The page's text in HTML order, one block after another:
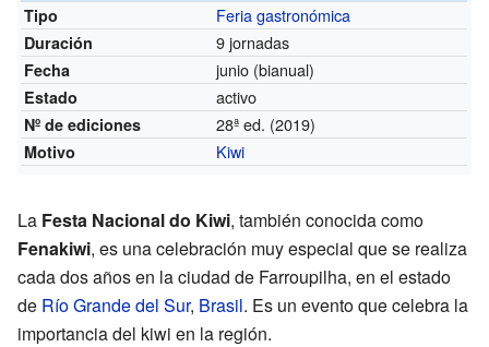
Tipo
Feria gastronómica
Duración 9 jornadas
Fecha junio (bianual)
Estado activo
Nº de ediciones 28ª ed. (2019)
Motivo Kiwi
La Festa Nacional do Kiwi, también conocida como
Fenakiwi, es una celebración muy especial que se realiza
cada dos años en la ciudad de Farroupilha, en el estado
de Río Grande del Sur, Brasil. Es un evento que celebra la
importancia del kiwi en la región.